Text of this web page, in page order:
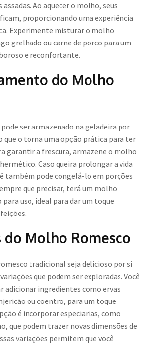
Ao aquecer o molho, seus
proporcionando uma experiência
Experimente misturar o molho
grelhado ou carne de porco para um
e reconfortante.
do Molho
ser armazenado na geladeira por
que o torna uma opção prática para ter
garantir a frescura, armazene o molho
Caso queira prolongar a vida
também pode congelá-lo em porções
que precisar, terá um molho
uso, ideal para dar um toque
do Molho Romesco
tradicional seja delicioso por si
que podem ser exploradas. Você
adicionar ingredientes como ervas
ou coentro, para um toque
é incorporar especiarias, como
que podem trazer novas dimensões de
variações permitem que você